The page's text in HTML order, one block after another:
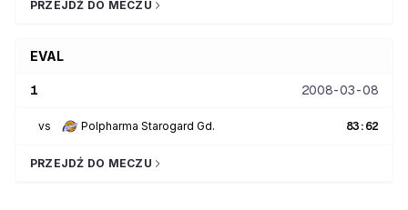
PRZEJDŹ DO MECZU
EVAL
1 2008-03-08
vs Polpharma Starogard Gd. 83 : 62
PRZEJDŹ DO MECZU